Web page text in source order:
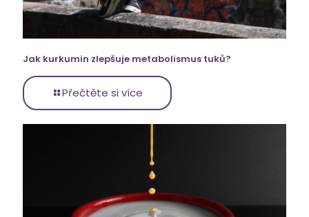
Jak kurkumin zlepšuje metabolismus tuků?
Přečtěte si více